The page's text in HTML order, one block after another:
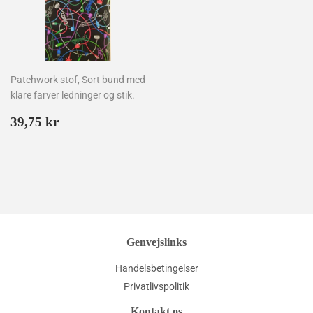
Patchwork stof, Sort bund med
klare farver ledninger og stik.
Normalpris
39,75 kr
Genvejslinks
Handelsbetingelser
Privatlivspolitik